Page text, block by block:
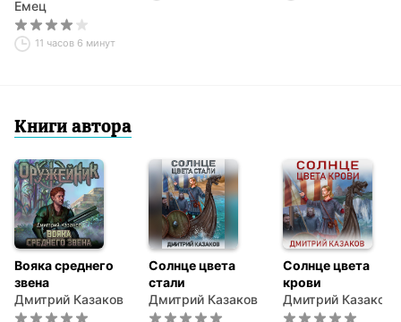
Емец
11 часов 6 минут
Книги автора
Вояка среднего
звена
Дмитрий Казаков
Солнце цвета
стали
Дмитрий Казаков
Солнце цвета
крови
Дмитрий Казаков